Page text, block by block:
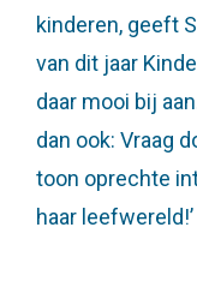
kinderen, geeft
van dit jaar
daar mooi bij
dan ook: Vraag
toon oprechte
haar leefwereld!’